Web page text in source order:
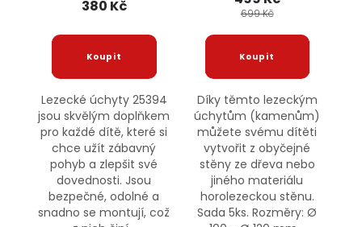
380 Kč
Lezecké úchyty 25394
jsou skvělým doplňkem
pro každé dítě, které si
chce užít zábavný
pohyb a zlepšit své
dovednosti. Jsou
bezpečné, odolné a
snadno se montují, což
699 Kč
Díky těmto lezeckým
úchytům (kamenům)
můžete svému dítěti
vytvořit z obyčejné
stěny ze dřeva nebo
jiného materiálu
horolezeckou stěnu.
Sada 5ks. Rozměry: Ø